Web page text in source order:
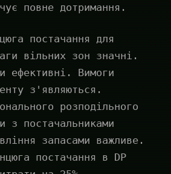
повне дотримання.
постачання для
вільних зон значні.
ефективні. Вимоги
з'являються.
розподільного
з постачальниками
запасами важливе.
постачання в DP